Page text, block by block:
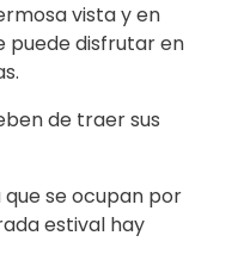
vista y en
puede disfrutar en
de traer sus
se ocupan por
estival hay